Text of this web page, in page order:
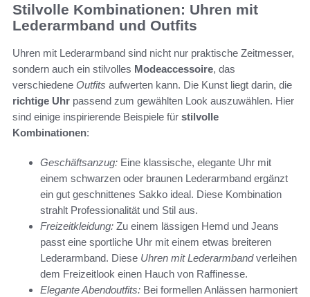
Stilvolle Kombinationen: Uhren mit
Lederarmband und Outfits
Uhren mit Lederarmband sind nicht nur praktische Zeitmesser,
sondern auch ein stilvolles Modeaccessoire, das
verschiedene Outfits aufwerten kann. Die Kunst liegt darin, die
richtige Uhr passend zum gewählten Look auszuwählen. Hier
sind einige inspirierende Beispiele für stilvolle
Kombinationen:
Geschäftsanzug: Eine klassische, elegante Uhr mit
einem schwarzen oder braunen Lederarmband ergänzt
ein gut geschnittenes Sakko ideal. Diese Kombination
strahlt Professionalität und Stil aus.
Freizeitkleidung: Zu einem lässigen Hemd und Jeans
passt eine sportliche Uhr mit einem etwas breiteren
Lederarmband. Diese Uhren mit Lederarmbandverleihen
dem Freizeitlook einen Hauch von Raffinesse.
Elegante Abendoutfits: Bei formellen Anlässen harmoniert